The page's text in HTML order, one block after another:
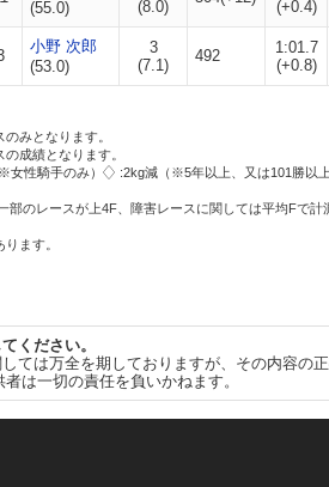
(55.0)
(8.0)
(+0.4)
小野 次郎
(53.0)
3
(7.1)
492
1:01.7
(+0.8)
みとなります。
成績となります。
女性騎手のみ）
:2kg減（※5年以上、又は101勝以
のレースが上4F、障害レースに関しては平均Fで計
ます。
ください。
ては万全を期しておりますが、その内容の
は一切の責任を負いかねます。